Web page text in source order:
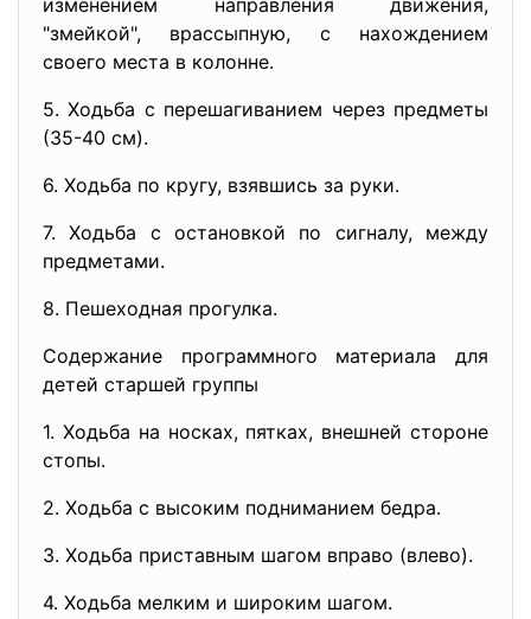
изменением направления движения,
"змейкой", врассыпную, с нахождением
своего места в колонне.
5. Ходьба с перешагиванием через предметы
(35-40 см).
6. Ходьба по кругу, взявшись за руки.
7. Ходьба с остановкой по сигналу, между
предметами.
8. Пешеходная прогулка.
Содержание программного материала для
детей старшей группы
1. Ходьба на носках, пятках, внешней стороне
стопы.
2. Ходьба с высоким подниманием бедра.
3. Ходьба приставным шагом вправо (влево).
4. Ходьба мелким и широким шагом.